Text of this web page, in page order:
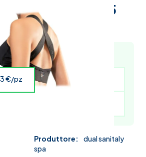
regg.post.5
multiplo e risparmia
€/pz x4 Unità
Produttore:
dual sanitaly
spa